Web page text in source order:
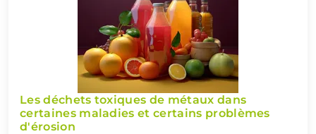
Les déchets toxiques de métaux dans
certaines maladies et certains problèmes
d'érosion